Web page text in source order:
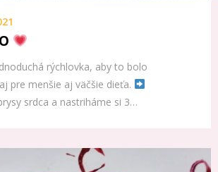
rýchlovka, aby to bolo
pre menšie aj väčšie dieťa.
srdca a nastriháme si 3…